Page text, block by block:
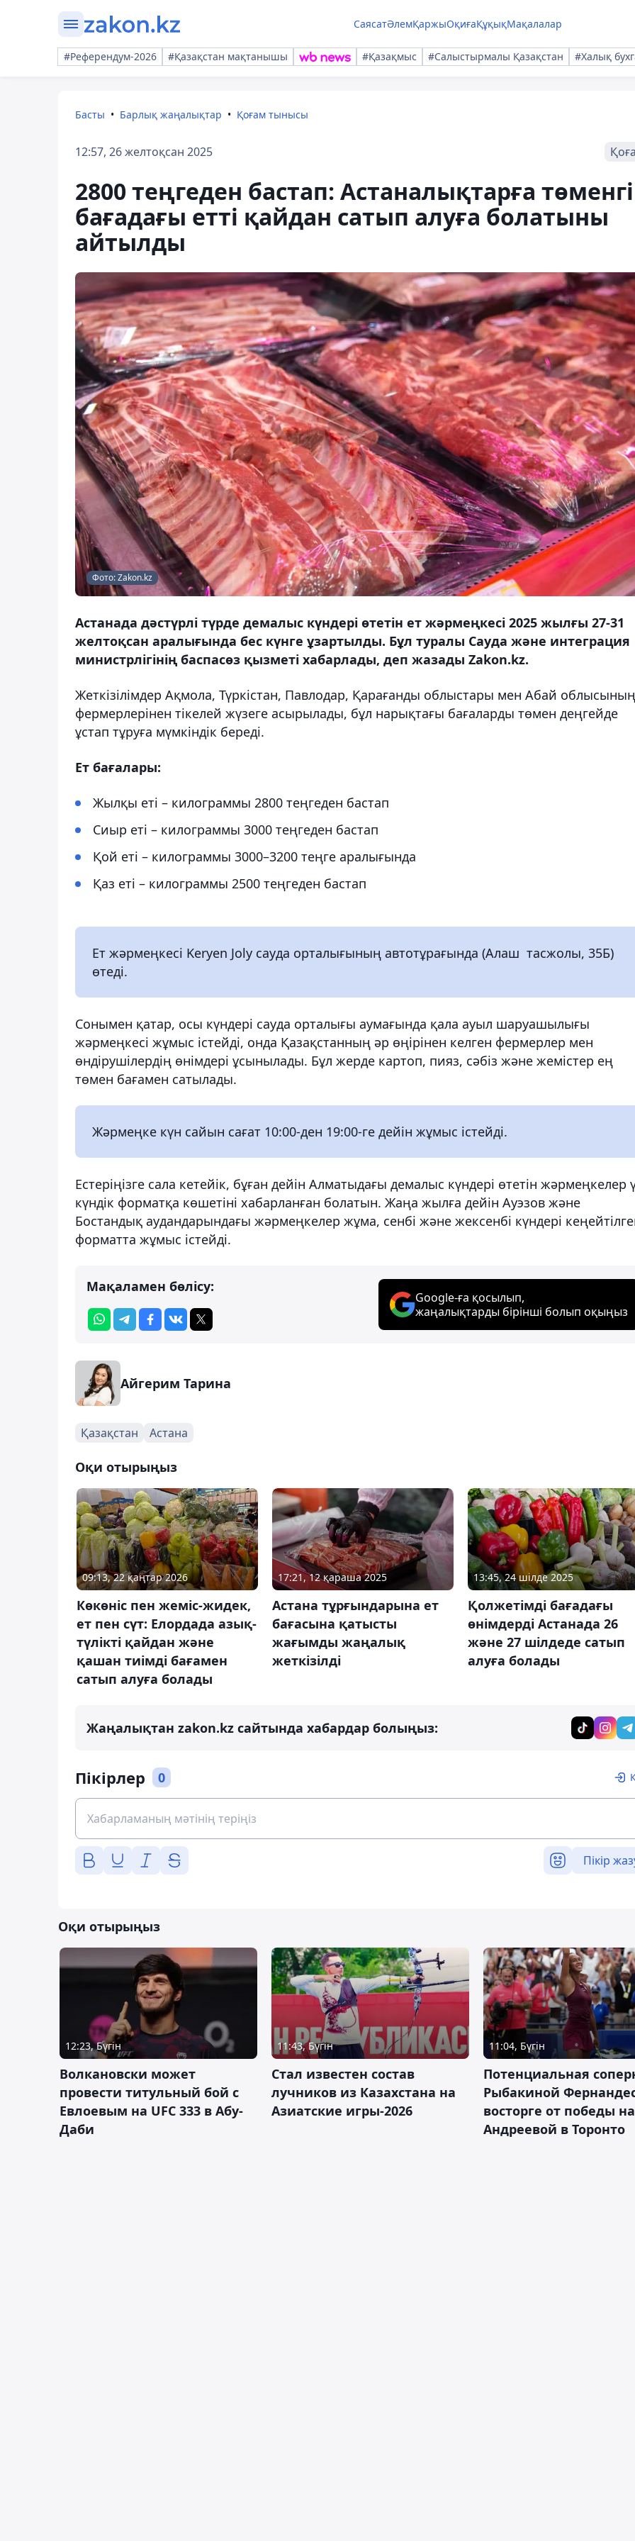
СаясатӘлемҚаржыОқиғаҚұқықМақалалар
#Референдум-2026 #Қазақстан мақтанышы #Қазақмыс #Салыстырмалы Қазақстан #Халық
Басты Барлық жаңалықтар Қоғам тынысы
12:57, 26 желтоқсан 2025
2800 теңгеден бастап: Астаналықтарға төменгі
бағадағы етті қайдан сатып алуға болатыны
айтылды
Фото: Zakon.kz
Астанада дәстүрлі түрде демалыс күндері өтетін ет жәрмеңкесі 2025 жылғы 27-31
желтоқсан аралығында бес күнге ұзартылды. Бұл туралы Сауда және интеграция
министрлігінің баспасөз қызметі хабарлады, деп жазады Zakon.kz.
Жеткізілімдер Ақмола, Түркістан, Павлодар, Қарағанды облыстары мен Абай облысының
фермерлерінен тікелей жүзеге асырылады, бұл нарықтағы бағаларды төмен деңгейде
ұстап тұруға мүмкіндік береді.
Ет бағалары:
Жылқы еті – килограммы 2800 теңгеден бастап
Сиыр еті – килограммы 3000 теңгеден бастап
Қой еті – килограммы 3000–3200 теңге аралығында
Қаз еті – килограммы 2500 теңгеден бастап
Ет жәрмеңкесі Keryen Joly сауда орталығының автотұрағында (Алаш тасжолы, 35Б)
өтеді.
Сонымен қатар, осы күндері сауда орталығы аумағында қала ауыл шаруашылығы
жәрмеңкесі жұмыс істейді, онда Қазақстанның әр өңірінен келген фермерлер мен
өндірушілердің өнімдері ұсынылады. Бұл жерде картоп, пияз, сәбіз және жемістер ең
төмен бағамен сатылады.
Жәрмеңке күн сайын сағат 10:00-ден 19:00-ге дейін жұмыс істейді.
Естеріңізге сала кетейік, бұған дейін Алматыдағы демалыс күндері өтетін жәрмеңкелер
күндік форматқа көшетіні хабарланған болатын. Жаңа жылға дейін Ауэзов және
Бостандық аудандарындағы жәрмеңкелер жұма, сенбі және жексенбі күндері
форматта жұмыс істейді.
Мақаламен бөлісу:
Google-ға қосылып,
жаңалықтарды бірінші болып оқыңыз
Айгерим Тарина
Қазақстан Астана
Оқи отырыңыз
09:13, 22 қаңтар 2026
Көкөніс пен жеміс-жидек,
ет пен сүт: Елордада азық-
түлікті қайдан және
қашан тиімді бағамен
сатып алуға болады
17:21, 12 қараша 2025
Астана тұрғындарына ет
бағасына қатысты
жағымды жаңалық
жеткізілді
13:45, 24 шілде 2025
Қолжетімді бағадағы
өнімдерді Астанада 26
және 27 шілдеде сатып
алуға болады
Жаңалықтан zakon.kz сайтында хабардар болыңыз:
Пікірлер 0
Пікір
Оқи отырыңыз
12:23, Бүгін
Волкановски может
провести титульный бой с
Евлоевым на UFC 333 в Абу-
Даби
11:43, Бүгін
Стал известен состав
лучников из Казахстана на
Азиатские игры-2026
11:04, Бүгін
Потенциальная
Рыбакиной
восторге от победы
Андреевой в Торонто